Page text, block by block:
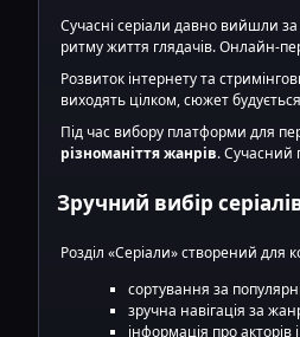
Сучасні серіали давно вийшли за
ритму життя глядачів. Онлайн-
Розвиток інтернету та
виходять цілком, сюжет
Під час вибору платформи для
різноманіття жанрів. Сучасний
Зручний вибір
Розділ «Серіали» створений для
сортування за
зручна навігація за
інформація про акторів